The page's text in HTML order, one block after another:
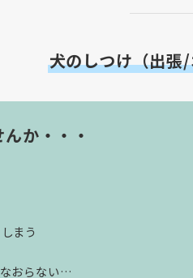
犬のしつけ（出張
か・・・
まう
おらない…